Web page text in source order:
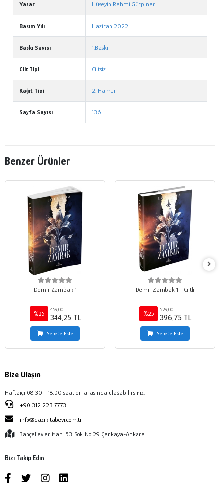
Yazar Hüseyin Rahmi Gürpınar
Basım Yılı Haziran 2022
Baskı Sayısı 1.Baskı
Cilt Tipi Ciltsiz
Kağıt Tipi 2. Hamur
Sayfa Sayısı 136
Benzer Ürünler
Demir Zambak 1
%25
459,00 TL
344,25 TL
Sepete Ekle
Demir Zambak 1 - Ciltli
%25
529,00 TL
396,75 TL
Sepete Ekle
Bize Ulaşın
Haftaiçi 08:30 - 18:00 saatleri arasında ulaşabilirsiniz.
+90 312 223 7773
info@gazikitabevi.com.tr
Bahçelievler Mah. 53. Sok. No:29 Çankaya-Ankara
Bizi Takip Edin